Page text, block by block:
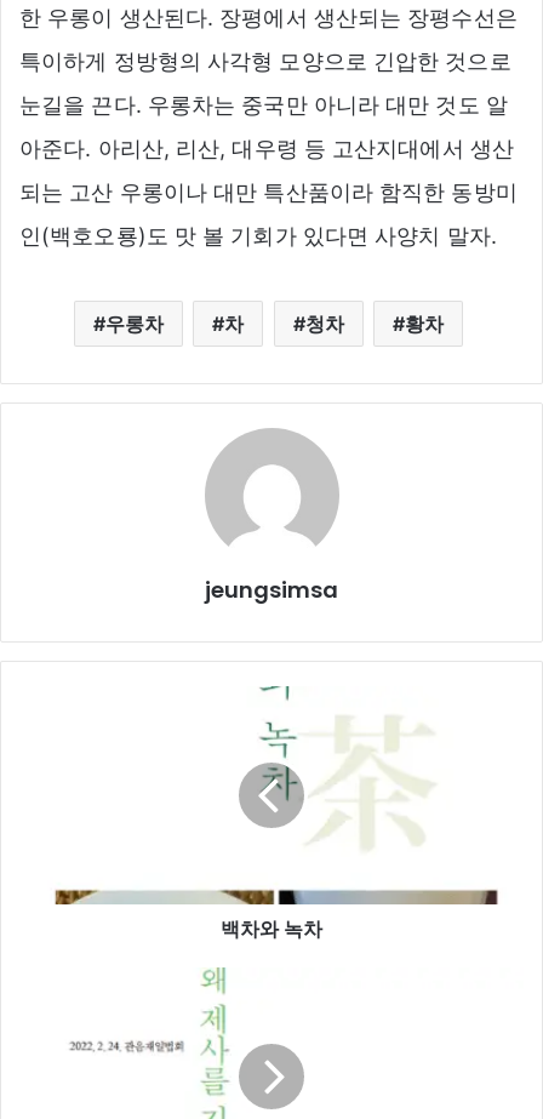
한 우롱이 생산된다. 장평에서 생산되는 장평수선은
특이하게 정방형의 사각형 모양으로 긴압한 것으로
눈길을 끈다. 우롱차는 중국만 아니라 대만 것도 알
아준다. 아리산, 리산, 대우령 등 고산지대에서 생산
되는 고산 우롱이나 대만 특산품이라 함직한 동방미
인(백호오룡)도 맛 볼 기회가 있다면 사양치 말자.
우롱차 차 청차 황차
jeungsimsa
백차와 녹차